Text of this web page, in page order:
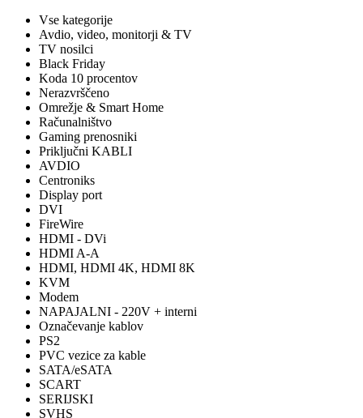
Vse kategorije
Avdio, video, monitorji & TV
TV nosilci
Black Friday
Koda 10 procentov
Nerazvrščeno
Omrežje & Smart Home
Računalništvo
Gaming prenosniki
Priključni KABLI
AVDIO
Centroniks
Display port
DVI
FireWire
HDMI - DVi
HDMI A-A
HDMI, HDMI 4K, HDMI 8K
KVM
Modem
NAPAJALNI - 220V + interni
Označevanje kablov
PS2
PVC vezice za kable
SATA/eSATA
SCART
SERIJSKI
SVHS